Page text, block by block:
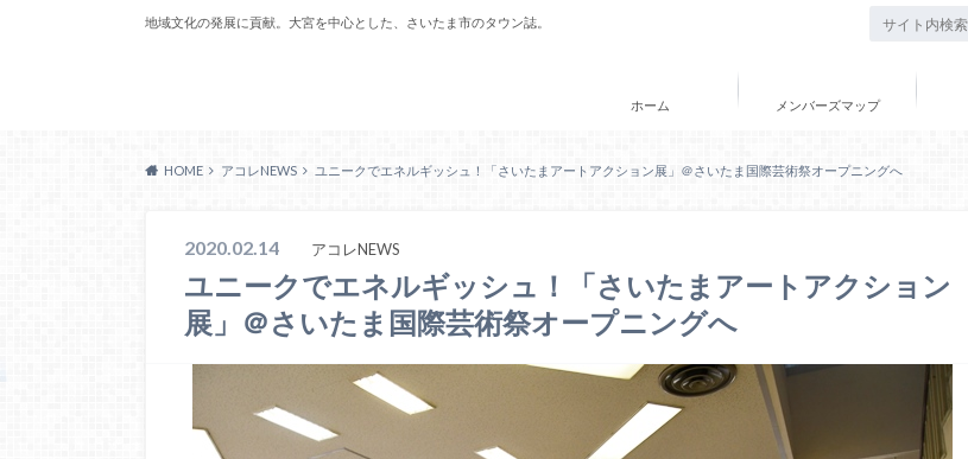
地域文化の発展に貢献。大宮を中心とした、さいたま市のタウン誌。
ホーム メンバーズマップ
HOME アコレNEWS ユニークでエネルギッシュ！「さいたまアートアクション展」＠さいたま国際芸術祭オープニングへ
2020.02.14 アコレNEWS
ユニークでエネルギッシュ！「さいたまアートアクション
展」＠さいたま国際芸術祭オープニングへ